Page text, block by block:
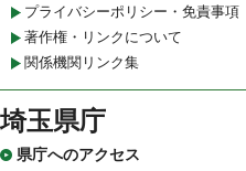
プライバシーポリシー・免責事項
著作権・リンクについて
関係機関リンク集
埼玉県庁
県庁へのアクセス